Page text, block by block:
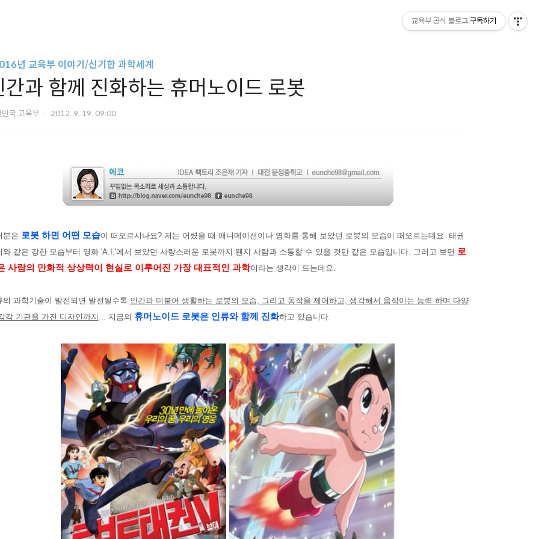
년 교육부 이야기/신기한 과학세계
간과 함께 진화하는 휴머노이드 로봇
국 교육부 2012. 9. 19. 09:00
분은 로봇 하면 어떤 모습이 떠오르시나요? 저는 어렸을 때 애니메이션이나 영화를 통해 보았던 로봇의 모습이 떠오르는데요. 태권
와 같은 강한 모습부터 영화 'A.I.'에서 보았던 사랑스러운 로봇까지 왠지 사람과 소통할 수 있을 것만 같은 모습입니다. 그러고 보면 로
사람의 만화적 상상력이 현실로 이루어진 가장 대표적인 과학이라는 생각이 드는데요.
의 과학기술이 발전되면 발전될수록 인간과 더불어 생활하는 로봇의 모습, 그리고 동작을 제어하고, 생각해서 움직이는 능력 하며 다양
각 기관을 가진 디자인까지 ... 지금의 휴머노이드 로봇은 인류와 함께 진화하고 있습니다.
교육부 공식 블로그 구독하기